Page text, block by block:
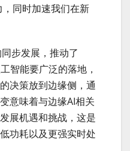
同时加速我们在新
步发展，推动了
智能要广泛的落地，
决策放到边缘侧，通
意味着与边缘AI相关
展机遇和挑战，这是
功耗以及更强实时处